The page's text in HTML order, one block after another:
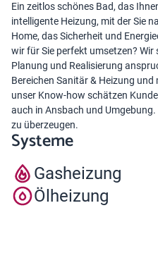
Ein zeitlos schönes Bad, das
intelligente Heizung, mit der Sie
Home, das Sicherheit und
wir für Sie perfekt umsetzen? Wir
Planung und Realisierung
Bereichen Sanitär & Heizung
unser Know-how schätzen
auch in Ansbach und
zu überzeugen.
Systeme
Gasheizung
Ölheizung